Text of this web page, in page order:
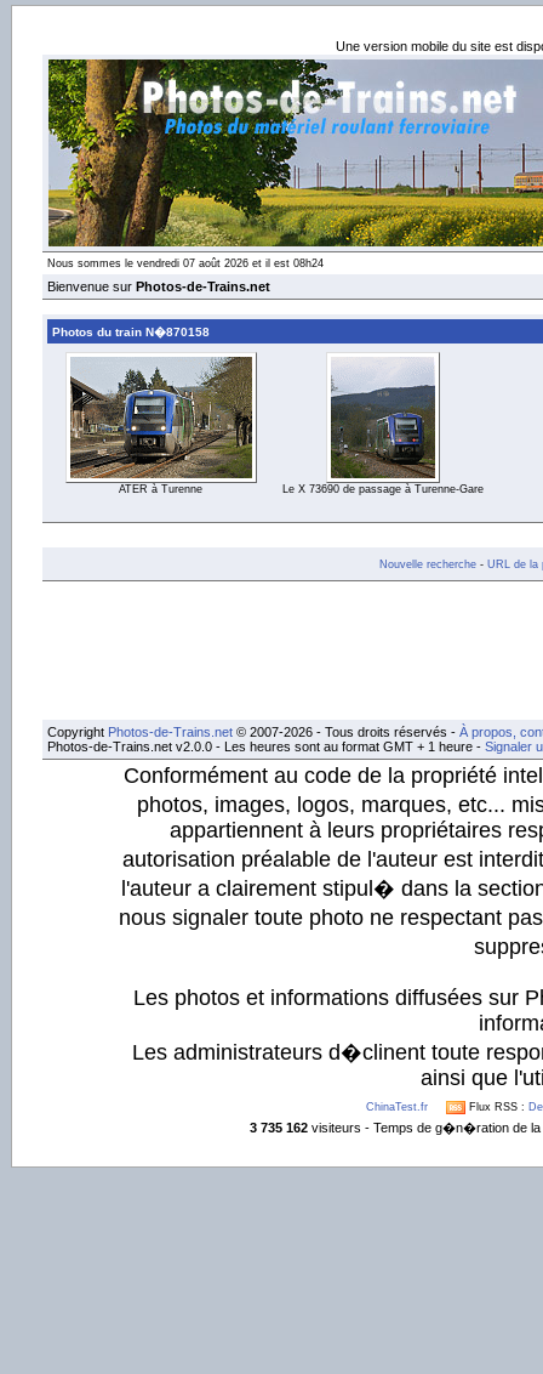
Une version mobile du site est
Nous sommes le vendredi 07 août 2026 et il est 08h24
Bienvenue sur Photos-de-Trains.net
Photos du train N�870158
ATER à Turenne Le X 73690 de passage à Turenne-Gare
Nouvelle recherche- URL de la
Copyright Photos-de-Trains.net © 2007-2026 - Tous droits réservés - À propos,
Photos-de-Trains.net v2.0.0 - Les heures sont au format GMT + 1 heure - Signaler
Conformément au code de la propriété
photos, images, logos, marques, etc...
appartiennent à leurs propriétaires
autorisation préalable de l'auteur est
l'auteur a clairement stipul� dans la
nous signaler toute photo ne respectant
Les photos et informations diffusées sur
Les administrateurs d�clinent toute
ainsi que
ChinaTest.fr Flux RSS :
3 735 162 visiteurs - Temps de g�n�ration de